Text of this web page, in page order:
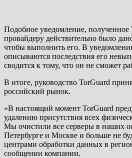
Подобное уведомление, полученное
провайдеру действительно было
чтобы выполнить его. В
описываются последствия его
сводится к тому, что он не сможет
В итоге, руководство TorGuard
российский рынок.
«В настоящий момент TorGuard
удалению присутствия всех
Мы очистили все серверы в наших
Петербурге и Москве и больше не
центрами обработки данных в
сообщении компании.